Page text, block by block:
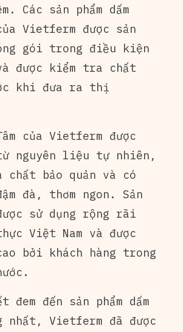
Các sản phẩm dấm
Vietferm được sản
gói trong điều kiện
được kiểm tra chất
khi đưa ra thị
của Vietferm được
nguyên liệu tự nhiên,
chất bảo quản và có
đà, thơm ngon. Sản
sử dụng rộng rãi
Việt Nam và được
bởi khách hàng trong
đem đến sản phẩm dấm
nhất, Vietferm đã được